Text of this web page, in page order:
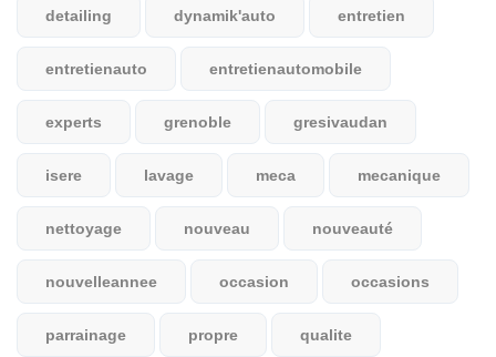
detailing dynamik'auto entretien
entretienauto entretienautomobile
experts grenoble gresivaudan
isere lavage meca mecanique
nettoyage nouveau nouveauté
nouvelleannee occasion occasions
parrainage propre qualite